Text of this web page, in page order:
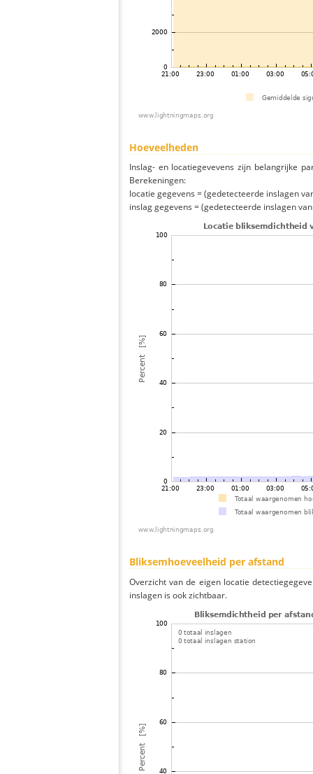
Hoeveelheden
Inslag- en locatiegevevens zijn belangrijke
Berekeningen:
locatie gegevens = (gedetecteerde inslagen
inslag gegevens = (gedetecteerde inslagen
Bliksemhoeveelheid per afstand
Overzicht van de eigen locatie
inslagen is ook zichtbaar.